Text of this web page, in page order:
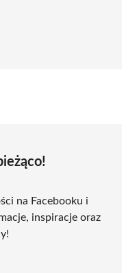
na Facebooku i
inspiracje oraz